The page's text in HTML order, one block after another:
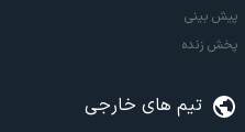
پیش بینی
پخش زنده
تیم های خارجی